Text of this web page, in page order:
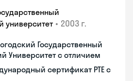
университет • 2003 г.
Государственный
Университет с отличием
сертификат PTE с